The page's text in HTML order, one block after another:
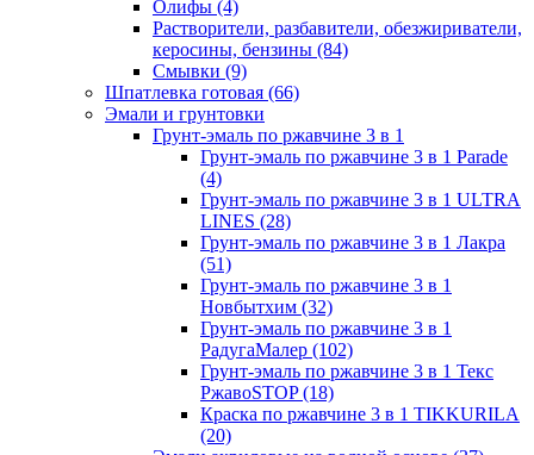
Олифы (4)
Растворители, разбавители, обезжириватели,
керосины, бензины (84)
Смывки (9)
Шпатлевка готовая (66)
Эмали и грунтовки
Грунт-эмаль по ржавчине 3 в 1
Грунт-эмаль по ржавчине 3 в 1 Parade
(4)
Грунт-эмаль по ржавчине 3 в 1 ULTRA
LINES (28)
Грунт-эмаль по ржавчине 3 в 1 Лакра
(51)
Грунт-эмаль по ржавчине 3 в 1
Новбытхим (32)
Грунт-эмаль по ржавчине 3 в 1
РадугаМалер (102)
Грунт-эмаль по ржавчине 3 в 1 Текс
РжавоSTOP(18)
Краска по ржавчине 3 в 1 TIKKURILA
(20)